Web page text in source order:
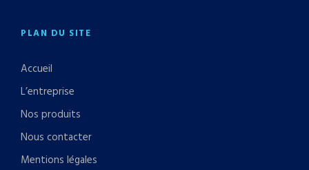
PLAN DU SITE
Accueil
L’entreprise
Nos produits
Nous contacter
Mentions légales